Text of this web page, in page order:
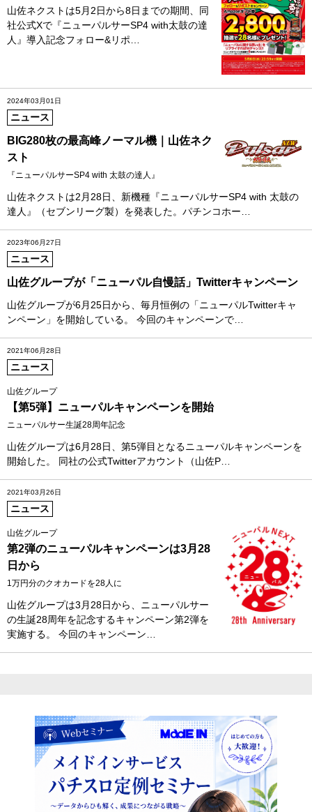
山佐ネクストは5月2日から8日までの期間、同
社公式Xで『ニューパルサーSP4 with太鼓の達
人』導入記念フォロー&リポ…
2024年03月01日
ニュース
BIG280枚の最高峰ノーマル機｜山佐ネク
スト
『ニューパルサーSP4 with 太鼓の達人』
山佐ネクストは2月28日、新機種『ニューパルサーSP4 with 太鼓の
達人』（セブンリーグ製）を発表した。パチンコホー…
2023年06月27日
ニュース
山佐グループが「ニューパル自慢話」Twitterキャンペーン
山佐グループが6月25日から、毎月恒例の「ニューパルTwitterキャ
ンペーン」を開始している。 今回のキャンペーンで…
2021年06月28日
ニュース
山佐グループ
【第5弾】ニューパルキャンペーンを開始
ニューパルサー生誕28周年記念
山佐グループは6月28日、第5弾目となるニューパルキャンペーンを
開始した。 同社の公式Twitterアカウント（山佐P…
2021年03月26日
ニュース
山佐グループ
第2弾のニューパルキャンペーンは3月28
日から
1万円分のクオカードを28人に
山佐グループは3月28日から、ニューパルサー
の生誕28周年を記念するキャンペーン第2弾を
実施する。 今回のキャンペーン…